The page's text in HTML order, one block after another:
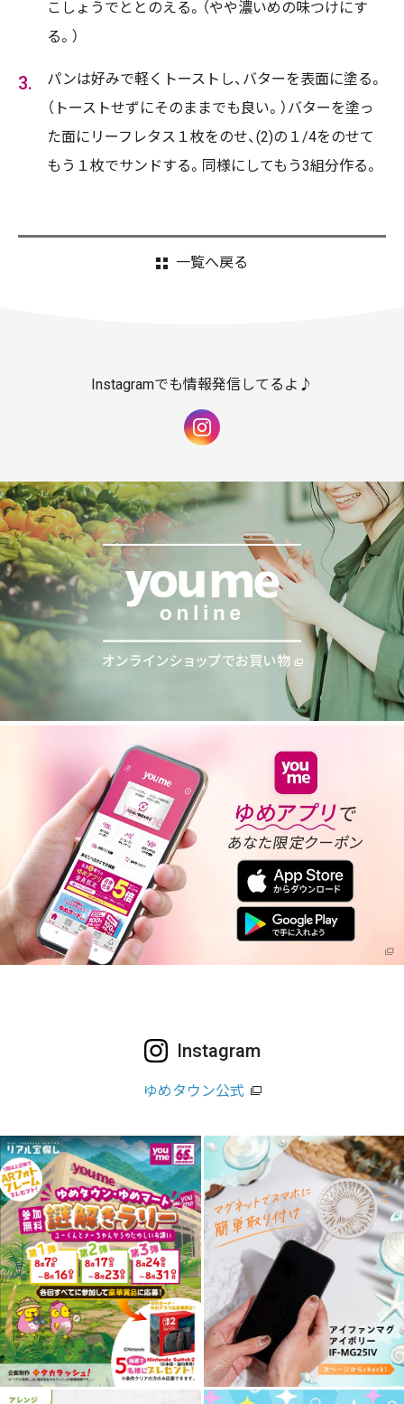
こしょうでととのえる。（やや濃いめの味つけにす
る。）
パンは好みで軽くトーストし、バターを表面に塗る。
（トーストせずにそのままでも良い。）バターを塗っ
た面にリーフレタス１枚をのせ、(2)の１/4をのせて
もう１枚でサンドする。同様にしてもう3組分作る。
一覧へ戻る
Instagramでも情報発信してるよ♪
Instagram
ゆめタウン公式